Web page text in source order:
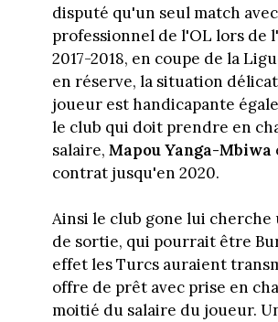
disputé qu'un seul match
professionnel de l'OL lors de
2017-2018, en coupe de la
en réserve, la situation
joueur est handicapante
le club qui doit prendre en
salaire, Mapou Yanga-Mbiwa
contrat jusqu'en 2020.
Ainsi le club gone lui cherche
de sortie, qui pourrait être
effet les Turcs auraient
offre de prêt avec prise en
moitié du salaire du joueur.